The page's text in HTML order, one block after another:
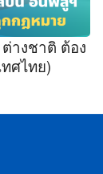
างชาติ ต้อง
ศไทย)